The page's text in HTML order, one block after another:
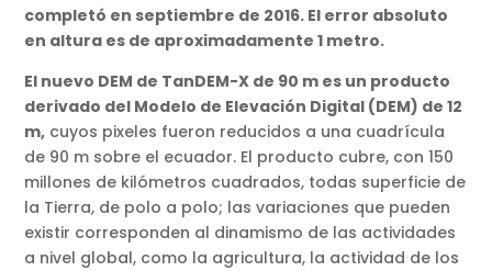
completó en septiembre de 2016. El error absoluto
en altura es de aproximadamente 1 metro.
El nuevo DEM de TanDEM-X de 90 m es un producto
derivado del Modelo de Elevación Digital (DEM) de 12
m, cuyos pixeles fueron reducidos a una cuadrícula
de 90 m sobre el ecuador. El producto cubre, con 150
millones de kilómetros cuadrados, todas superficie de
la Tierra, de polo a polo; las variaciones que pueden
existir corresponden al dinamismo de las actividades
a nivel global, como la agricultura, la actividad de los